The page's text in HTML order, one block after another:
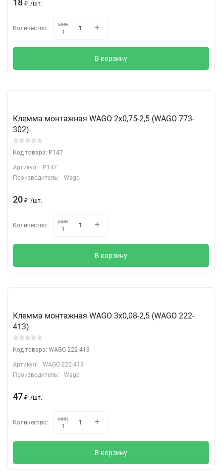
18 ₽ /шт.
Количество:
мин.
1
В корзину
Клемма монтажная WAGO 2х0,75-2,5 (WAGO 773-
302)
Код товара: P147
Артикул:
P147
Производитель:
Wago
20 ₽ /шт.
Количество:
мин.
1
В корзину
Клемма монтажная WAGO 3х0,08-2,5 (WAGO 222-
413)
Код товара: WAGO 222-413
Артикул:
WAGO 222-413
Производитель:
Wago
47 ₽ /шт.
Количество:
мин.
1
В корзину